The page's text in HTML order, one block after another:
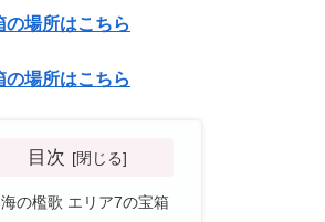
の場所はこちら
の場所はこちら
目次
海の檻歌 エリア7の宝箱